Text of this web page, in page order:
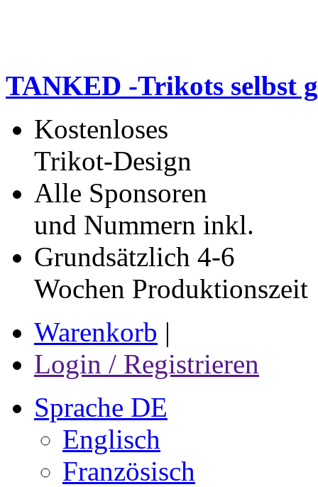
TANKED -Trikots selbst
Kostenloses
Trikot-Design
Alle Sponsoren
und Nummern inkl.
Grundsätzlich 4-6
Wochen Produktionszeit
Warenkorb |
Login / Registrieren
Sprache DE
Englisch
Französisch